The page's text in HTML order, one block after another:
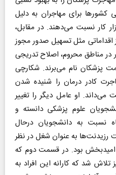
کشورها برای مهاجران به دلیل
کار نسبت می‌دهند. در مقابل،
اقداماتی مثل تسهیل صدور مجوز
در مناطق محروم، اصلاح تدریجی
پزشکان نام می‌برند. شکارچی
کادر درمان را شنیده شدن
او عامل دیگر را تغییر
علوم پزشکی دانسته و
نسبت به دانشجویان درحال
به عنوان شغل در نظر
امیدبخش بود. در قسمت دوم که
تلاش شد که کارانه این افراد به